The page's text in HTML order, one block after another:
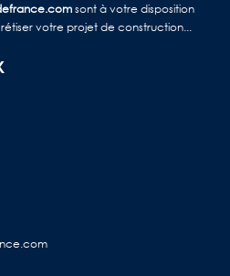
sont à votre disposition
votre projet de construction...